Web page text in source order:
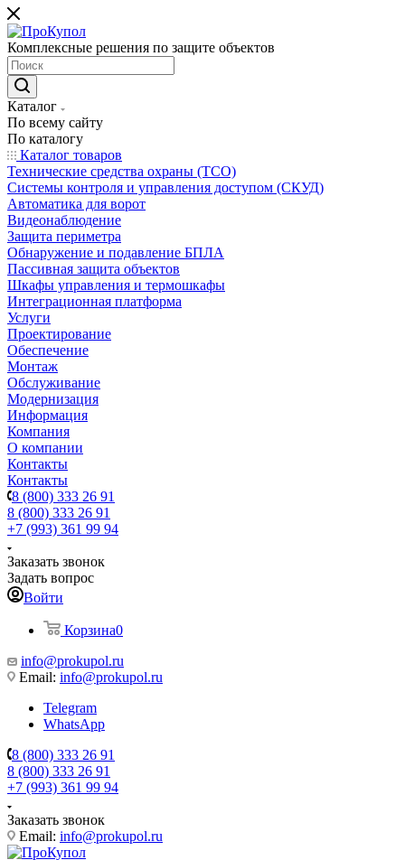
Комплексные решения по защите объектов
Каталог
По всему сайту
По каталогу
Каталог товаров
Технические средства охраны (ТСО)
Системы контроля и управления доступом (СКУД)
Автоматика для ворот
Видеонаблюдение
Защита периметра
Обнаружение и подавление БПЛА
Пассивная защита объектов
Шкафы управления и термошкафы
Интеграционная платформа
Услуги
Проектирование
Обеспечение
Монтаж
Обслуживание
Модернизация
Информация
Компания
О компании
Контакты
Контакты
8 (800) 333 26 91
8 (800) 333 26 91
+7 (993) 361 99 94
Заказать звонок
Задать вопрос
Войти
Корзина0
info@prokupol.ru
Email: info@prokupol.ru
Telegram
WhatsApp
8 (800) 333 26 91
8 (800) 333 26 91
+7 (993) 361 99 94
Заказать звонок
Email: info@prokupol.ru